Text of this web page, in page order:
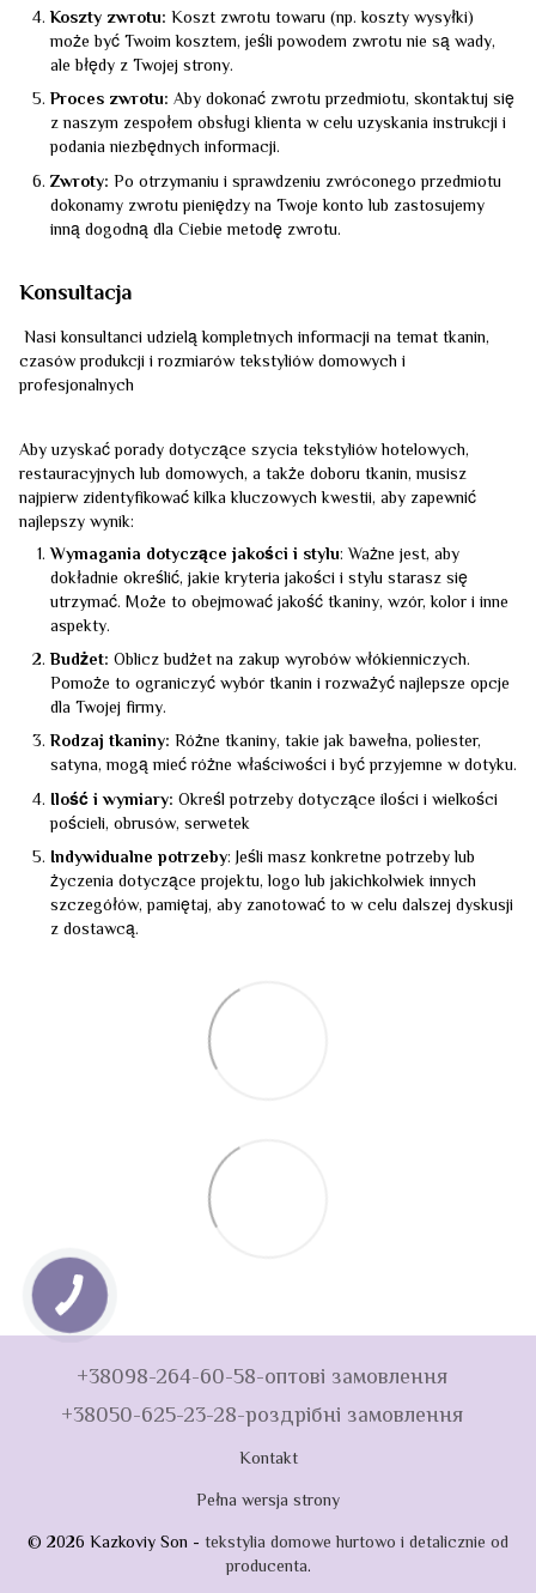
Koszty zwrotu: Koszt zwrotu towaru (np. koszty wysyłki)
może być Twoim kosztem, jeśli powodem zwrotu nie są wady,
ale błędy z Twojej strony.
Proces zwrotu: Aby dokonać zwrotu przedmiotu, skontaktuj się
z naszym zespołem obsługi klienta w celu uzyskania instrukcji i
podania niezbędnych informacji.
Zwroty: Po otrzymaniu i sprawdzeniu zwróconego przedmiotu
dokonamy zwrotu pieniędzy na Twoje konto lub zastosujemy
inną dogodną dla Ciebie metodę zwrotu.
Konsultacja
Nasi konsultanci udzielą kompletnych informacji na temat tkanin,
czasów produkcji i rozmiarów tekstyliów domowych i
profesjonalnych
Aby uzyskać porady dotyczące szycia tekstyliów hotelowych,
restauracyjnych lub domowych, a także doboru tkanin, musisz
najpierw zidentyfikować kilka kluczowych kwestii, aby zapewnić
najlepszy wynik:
Wymagania dotyczące jakości i stylu: Ważne jest, aby
dokładnie określić, jakie kryteria jakości i stylu starasz się
utrzymać. Może to obejmować jakość tkaniny, wzór, kolor i inne
aspekty.
Budżet: Oblicz budżet na zakup wyrobów włókienniczych.
Pomoże to ograniczyć wybór tkanin i rozważyć najlepsze opcje
dla Twojej firmy.
Rodzaj tkaniny: Różne tkaniny, takie jak bawełna, poliester,
satyna, mogą mieć różne właściwości i być przyjemne w dotyku.
Ilość i wymiary: Określ potrzeby dotyczące ilości i wielkości
pościeli, obrusów, serwetek
Indywidualne potrzeby: Jeśli masz konkretne potrzeby lub
życzenia dotyczące projektu, logo lub jakichkolwiek innych
szczegółów, pamiętaj, aby zanotować to w celu dalszej dyskusji
z dostawcą.
+38098-264-60-58-оптові замовлення
+38050-625-23-28-роздрібні замовлення
Kontakt
Pełna wersja strony
© 2026 Kazkoviy Son - tekstylia domowe hurtowo i detalicznie od
producenta.